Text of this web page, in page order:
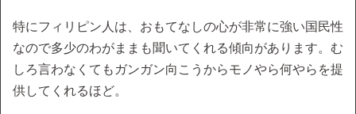
特にフィリピン人は、おもてなしの心が非常に強い国民性
なので多少のわがままも聞いてくれる傾向があります。む
しろ言わなくてもガンガン向こうからモノやら何やらを提
供してくれるほど。